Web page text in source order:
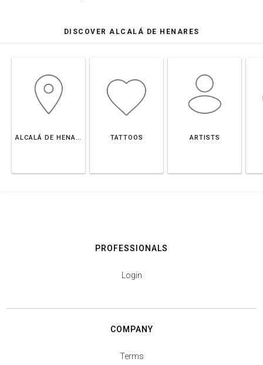
DISCOVER ALCALÁ DE HENARES
ALCALÁ DE HENARES TATTOOS ARTISTS
PROFESSIONALS
Login
COMPANY
Terms